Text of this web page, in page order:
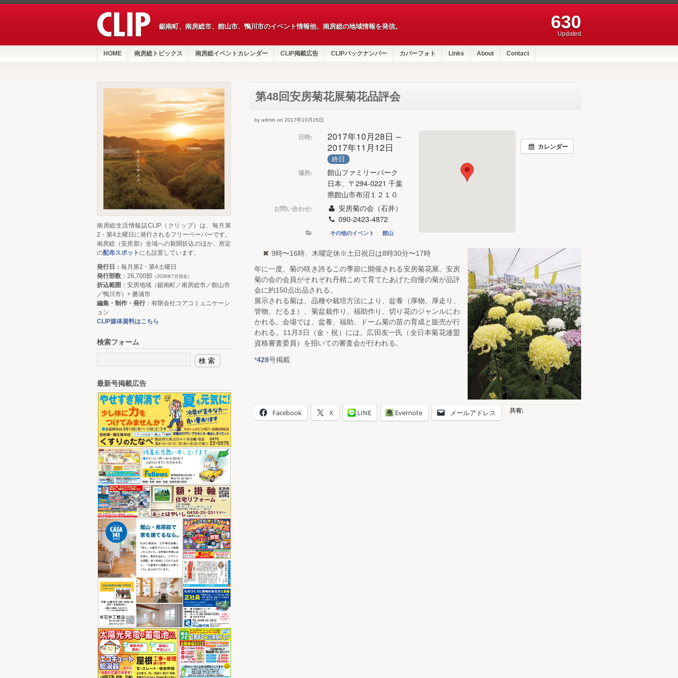
鋸南町、南房総市、館山市、鴨川市のイベント情報他、南房総の地域情報を発信。 630
Updated
HOME 南房総トピックス 南房総イベントカレンダー CLIP掲載広告 CLIPバックナンバー カバーフォト Links About Contact
第48回安房菊花展菊花品評会
by admin on 2017年10月26日
カレンダー
日時:
2017年10月28日 –
2017年11月12日
終日
場所:
館山ファミリーパーク
日本、〒294-0221 千葉
県館山市布沼１２１０
お問い合わせ:
安房菊の会（石井）
090-2423-4872
その他のイベント 館山
9時〜16時、木曜定休※土日祝日は8時30分〜17時
年に一度、菊の咲き誇るこの季節に開催される安房菊花展。安房
菊の会の会員がそれぞれ丹精こめて育てたあげた自慢の菊が品評
会に約150点出品される。
展示される菊は、品種や栽培方法により、盆養（厚物、厚走り、
管物、だるま）、菊盆栽作り、福助作り、切り花のジャンルにわ
かれる。会場では、盆養、福助、ドーム菊の苗の育成と販売が行
われる。11月3日（金・祝）には、広田友一氏（全日本菊花連盟
資格審査委員）を招いての審査会が行われる。
*428号掲載
共有:
Facebook X LINE Evernote メールアドレス
南房総生活情報誌CLIP（クリップ）は、毎月第
2・第4土曜日に発行されるフリーペーパーです。
南房総（安房郡）全域への新聞折込のほか、所定
の配布スポット にも設置しています。
発行日： 毎月第2・第4土曜日
発行部数 ：26,700部 （2026年7月現在）
折込範囲 ：安房地域（鋸南町／南房総市／館山市
／鴨川市）+ 勝浦市
編集・制作・発行：有限会社コアコミュニケーシ
ョン
CLIP媒体資料はこちら
検索フォーム
最新号掲載広告